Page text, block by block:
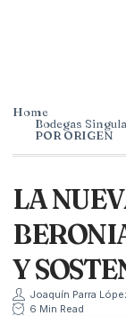
Home
Bodegas
POR ORIGEN
LA
Y
Joaquín Parra
6 Min Read